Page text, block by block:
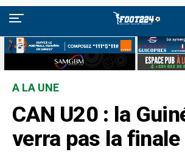
A LA UNE
CAN U20 : la
verra pas la finale